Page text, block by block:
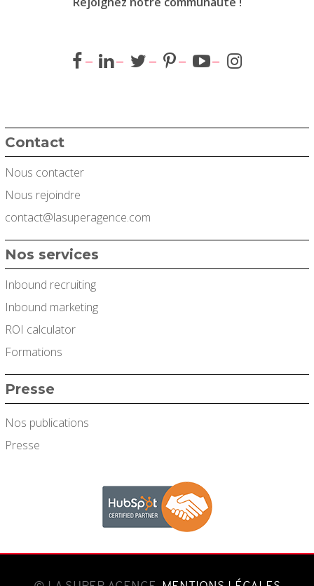
Contact
Nous contacter
Nous rejoindre
contact@lasuperagence.com
Nos services
Inbound recruiting
Inbound marketing
ROI calculator
Formations
Presse
Nos publications
Presse